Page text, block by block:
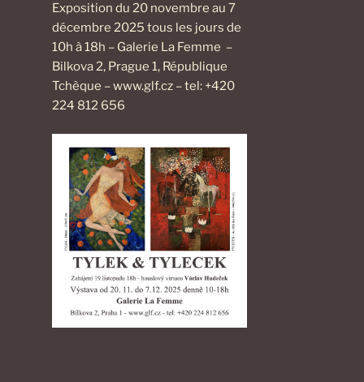
Exposition du 20 novembre au 7
décembre 2025 tous les jours de
10h à 18h – Galerie La Femme –
Bilkova 2, Prague 1, République
Tchèque – www.glf.cz – tel: +420
224 812 656